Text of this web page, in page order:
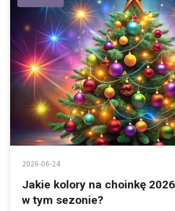
2026-06-24
Jakie kolory na choinkę
w tym sezonie?